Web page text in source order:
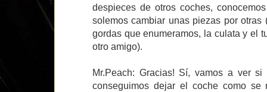
despieces de otros coches,
solemos cambiar unas piezas por
gordas que enumeramos, la culata y el
otro amigo).
Mr.Peach: Gracias! Sí, vamos a ver
conseguimos dejar el coche como se